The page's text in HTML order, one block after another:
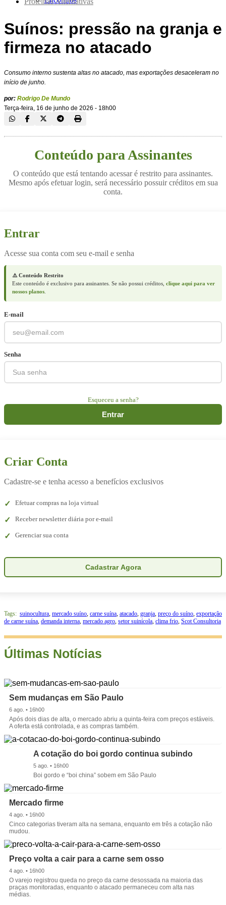
Suínos: pressão na granja e
firmeza no atacado
Consumo interno sustenta altas no atacado, mas exportações desaceleram no
início de junho.
por: Rodrigo De Mundo
Terça-feira, 16 de junho de 2026 - 18h00
Conteúdo para Assinantes
O conteúdo que está tentando acessar é restrito para assinantes.
Mesmo após efetuar login, será necessário possuir créditos em sua
conta.
Entrar
Acesse sua conta com seu e-mail e senha
⚠️ Conteúdo Restrito
Este conteúdo é exclusivo para assinantes. Se não possui créditos, clique aqui para ver
nossos planos
E-mail
Senha
Esqueceu a senha?
Entrar
Criar Conta
Cadastre-se e tenha acesso a benefícios exclusivos
Efetuar compras na loja virtual
Receber newsletter diária por e-mail
Gerenciar sua conta
Cadastrar Agora
Tags: suinocultura, mercado suíno, carne suína, atacado, granja, preço do suíno, exportação
de carne suína, demanda interna, mercado agro, setor suinícola, clima frio, Scot Consultoria
Últimas Notícias
Sem mudanças em São Paulo
6 ago. • 16h00
Após dois dias de alta, o mercado abriu a quinta-feira com preços estáveis.
A oferta está controlada, e as compras também.
A cotação do boi gordo continua subindo
5 ago. • 16h00
Boi gordo e “boi china” sobem em São Paulo
Mercado firme
4 ago. • 16h00
Cinco categorias tiveram alta na semana, enquanto em três a cotação não
mudou.
Preço volta a cair para a carne sem osso
4 ago. • 16h00
O varejo registrou queda no preço da carne desossada na maioria das
praças monitoradas, enquanto o atacado permaneceu com alta nas
médias.